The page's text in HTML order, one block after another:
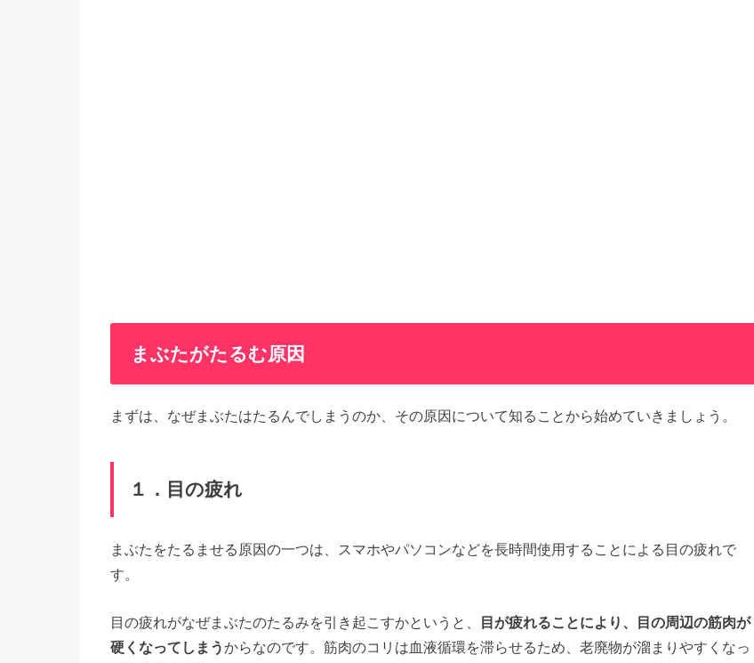
まぶたがたるむ原因
まずは、なぜまぶたはたるんでしまうのか、その原因について知ることから始めていきましょう。
１．目の疲れ
まぶたをたるませる原因の一つは、スマホやパソコンなどを長時間使用することによる目の疲れで
す。
目の疲れがなぜまぶたのたるみを引き起こすかというと、
目が疲れることにより、目の周辺の筋肉が
硬くなってしまうからなのです。筋肉のコリは血液循環を滞らせるため、老廃物が溜まりやすくなっ